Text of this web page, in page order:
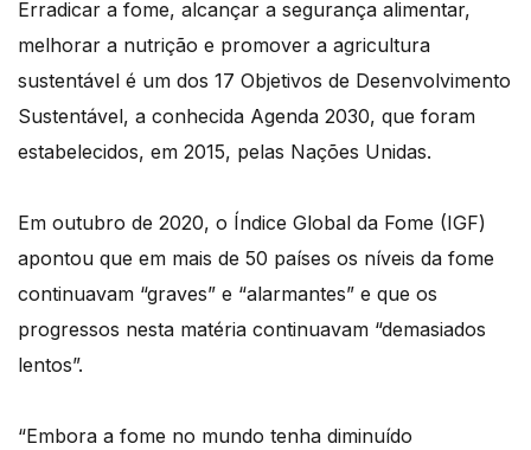
Erradicar a fome, alcançar a segurança alimentar,
melhorar a nutrição e promover a agricultura
sustentável é um dos 17 Objetivos de Desenvolvimento
Sustentável, a conhecida Agenda 2030, que foram
estabelecidos, em 2015, pelas Nações Unidas.
Em outubro de 2020, o Índice Global da Fome (IGF)
apontou que em mais de 50 países os níveis da fome
continuavam “graves” e “alarmantes” e que os
progressos nesta matéria continuavam “demasiados
lentos”.
“Embora a fome no mundo tenha diminuído